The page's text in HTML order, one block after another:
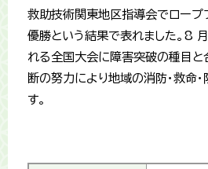
救助技術関東地区指導会でロープ
優勝という結果で表れました。8
れる全国大会に障害突破の種目と
断の努力により地域の消防・救命
す。